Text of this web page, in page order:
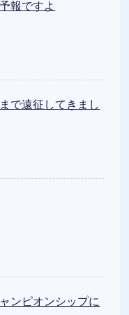
報ですよ
で遠征してきまし
ンピオンシップに